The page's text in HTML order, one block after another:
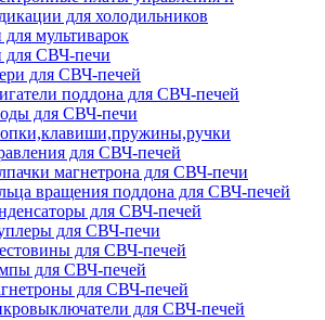
для холодильников
для мультиварок
для СВЧ-печи
для СВЧ-печей
поддона для СВЧ-печей
для СВЧ-печи
для СВЧ-печей
магнетрона для СВЧ-печи
вращения поддона для СВЧ-печей
для СВЧ-печей
для СВЧ-печи
для СВЧ-печей
для СВЧ-печей
для СВЧ-печей
для СВЧ-печей